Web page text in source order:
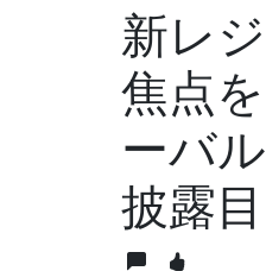
新レ
焦点
ーバ
披露